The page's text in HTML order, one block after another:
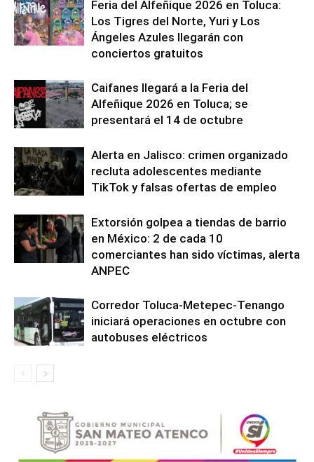
Feria del Alfeñique 2026 en Toluca:
Los Tigres del Norte, Yuri y Los
Ángeles Azules llegarán con
conciertos gratuitos
Caifanes llegará a la Feria del
Alfeñique 2026 en Toluca; se
presentará el 14 de octubre
Alerta en Jalisco: crimen organizado
recluta adolescentes mediante
TikTok y falsas ofertas de empleo
Extorsión golpea a tiendas de barrio
en México: 2 de cada 10
comerciantes han sido víctimas, alerta
ANPEC
Corredor Toluca-Metepec-Tenango
iniciará operaciones en octubre con
autobuses eléctricos